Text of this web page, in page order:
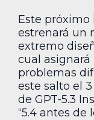
Este
estrenará un
extremo
cual
problemas
este salto el
de GPT-5.3
“5.4 antes de